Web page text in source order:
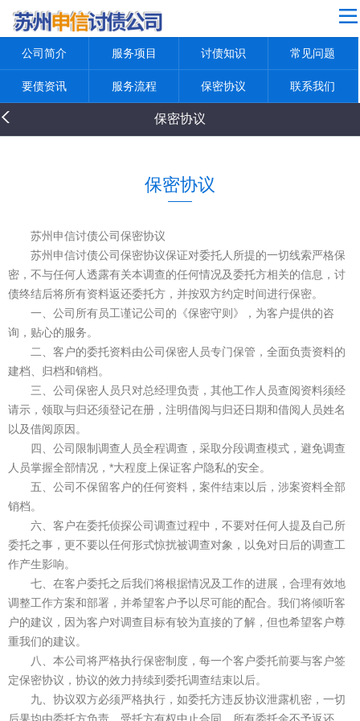
网站导航
公司简介
服务项目
保密协议
联系我们
返回首页
公司简介 服务项目 讨债知识 常见问题
要债资讯 服务流程 保密协议 联系我们
保密协议
保密协议
苏州申信讨债公司保密协议
苏州申信讨债公司保密协议保证对委托人所提的一切线索严格保
密，不与任何人透露有关本调查的任何情况及委托方相关的信息，讨
债终结后将所有资料返还委托方，并按双方约定时间进行保密。
一、公司所有员工谨记公司的《保密守则》，为客户提供的咨
询，贴心的服务。
二、客户的委托资料由公司保密人员专门保管，全面负责资料的
建档、归档和销档。
三、公司保密人员只对总经理负责，其他工作人员查阅资料须经
请示，领取与归还须登记在册，注明借阅与归还日期和借阅人员姓名
以及借阅原因。
四、公司限制调查人员全程调查，采取分段调查模式，避免调查
人员掌握全部情况，*大程度上保证客户隐私的安全。
五、公司不保留客户的任何资料，案件结束以后，涉案资料全部
销档。
六、客户在委托侦探公司调查过程中，不要对任何人提及自己所
委托之事，更不要以任何形式惊扰被调查对象，以免对日后的调查工
作产生影响。
七、在客户委托之后我们将根据情况及工作的进展，合理有效地
调整工作方案和部署，并希望客户予以尽可能的配合。我们将倾听客
户的建议，因为客户对调查目标有较为直接的了解，但也希望客户尊
重我们的建议。
八、本公司将严格执行保密制度，每一个客户委托前要与客户签
定保密协议，协议的效力持续到委托调查结束以后。
九、协议双方必须严格执行，如委托方违反协议泄露机密，一切